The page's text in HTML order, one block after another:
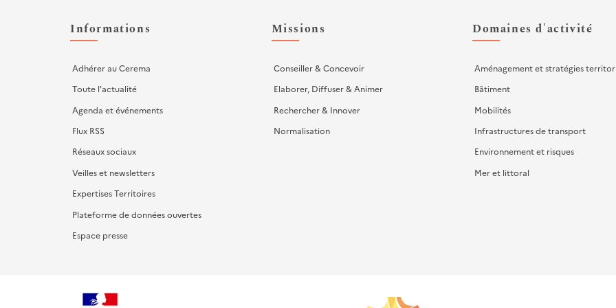
d'actions
Informations
Adhérer au Cerema
Toute l'actualité
Agenda et événements
Flux RSS
Réseaux sociaux
Veilles et newsletters
Expertises Territoires
Plateforme de données ouvertes
Espace presse
Missions
Conseiller & Concevoir
Elaborer, Diffuser & Animer
Rechercher & Innover
Normalisation
Domaines d'activité
Aménagement et stratégies
Bâtiment
Mobilités
Infrastructures de transport
Environnement et risques
Mer et littoral